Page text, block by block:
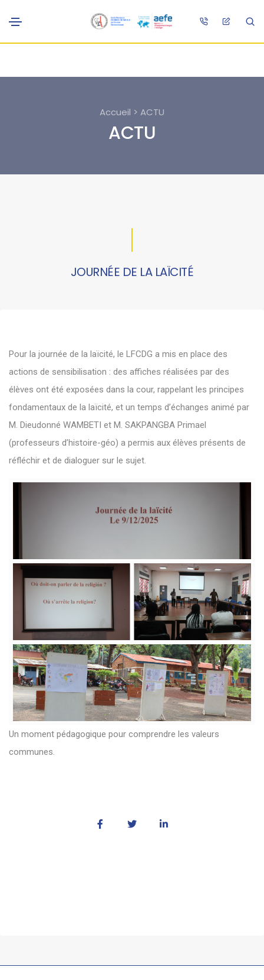
Accueil > ACTU
ACTU
JOURNÉE DE LA LAÏCITÉ
Pour la journée de la laïcité, le LFCDG a mis en place des
actions de sensibilisation : des affiches réalisées par des
élèves ont été exposées dans la cour, rappelant les principes
fondamentaux de la laïcité, et un temps d’échanges animé par
M. Dieudonné WAMBETI et M. SAKPANGBA Primael
(professeurs d’histoire-géo) a permis aux élèves présents de
réfléchir et de dialoguer sur le sujet.
Un moment pédagogique pour comprendre les valeurs
communes.